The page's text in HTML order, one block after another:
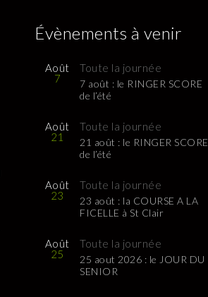
Évènements à venir
Août
7
Toute la journée
7 août : le RINGER SCORE
de l’été
Août
21
Toute la journée
21 août : le RINGER SCORE
de l’été
Août
23
Toute la journée
23 août : la COURSE A LA
FICELLE à St Clair
Août
25
Toute la journée
25 aout 2026 : le JOUR DU
SENIOR